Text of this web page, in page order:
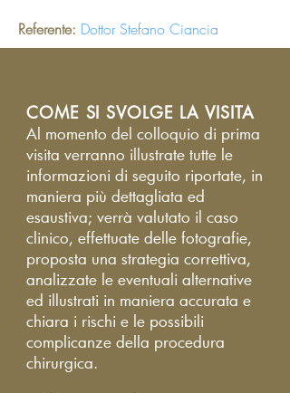
Referente: Dottor Stefano Ciancia
COME SI SVOLGE LA VISITA
Al momento del colloquio di prima
visita verranno illustrate tutte le
informazioni di seguito riportate, in
maniera più dettagliata ed
esaustiva; verrà valutato il caso
clinico, effettuate delle fotografie,
proposta una strategia correttiva,
analizzate le eventuali alternative
ed illustrati in maniera accurata e
chiara i rischi e le possibili
complicanze della procedura
chirurgica.